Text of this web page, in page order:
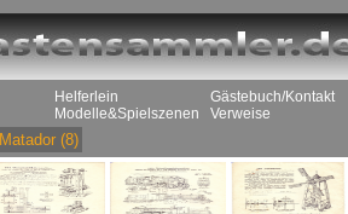
Helferlein
Modelle&Spielszenen
Gästebuch/Kontakt
Verweise
Matador (8)